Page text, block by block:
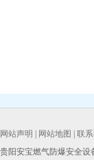
网站声明 网站地图 联
贵阳安宝燃气防爆安全设